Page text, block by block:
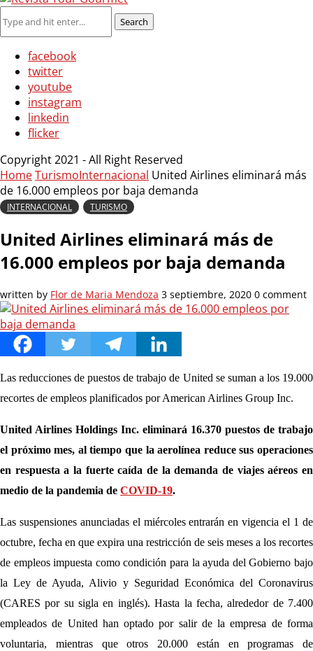
Search
facebook
twitter
youtube
instagram
linkedin
flicker
Copyright 2021 - All Right Reserved
HomeTurismoInternacional United Airlines eliminará más
de 16.000 empleos por baja demanda
INTERNACIONAL TURISMO
United Airlines eliminará más de
16.000 empleos por baja demanda
written by Flor de Maria Mendoza 3 septiembre, 2020 0 comment
Las reducciones de puestos de trabajo de United se suman a los 19.000
recortes de empleos planificados por American Airlines Group Inc.
United Airlines Holdings Inc. eliminará 16.370 puestos de trabajo
el próximo mes, al tiempo que la aerolínea reduce sus operaciones
en respuesta a la fuerte caída de la demanda de viajes aéreos en
medio de la pandemia de COVID-19.
Las suspensiones anunciadas el miércoles entrarán en vigencia el 1 de
octubre, fecha en que expira una restricción de seis meses a los recortes
de empleos impuesta como condición para la ayuda del Gobierno bajo
la Ley de Ayuda, Alivio y Seguridad Económica del Coronavirus
(CARES por su sigla en inglés). Hasta la fecha, alrededor de 7.400
empleados de United han optado por salir de la empresa de forma
voluntaria, mientras que otros 20.000 están en programas de